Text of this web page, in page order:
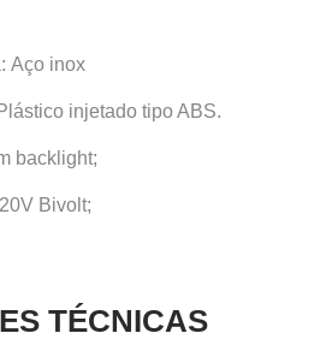
Aço inox
injetado tipo ABS.
backlight;
Bivolt;
TÉCNICAS